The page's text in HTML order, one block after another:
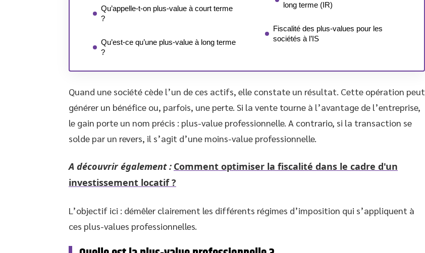
Qu’appelle-t-on plus-value à court terme
?
Qu’est-ce qu’une plus-value à long terme
?
long terme (IR)
Fiscalité des plus-values pour les
sociétés à l’IS
Quand une société cède l’un de ces actifs, elle constate un résultat. Cette opération peut
générer un bénéfice ou, parfois, une perte. Si la vente tourne à l’avantage de l’entreprise,
le gain porte un nom précis : plus-value professionnelle. A contrario, si la transaction se
solde par un revers, il s’agit d’une moins-value professionnelle.
A découvrir également : Comment optimiser la fiscalité dans le cadre d'un
investissement locatif ?
L’objectif ici : démêler clairement les différents régimes d’imposition qui s’appliquent à
ces plus-values professionnelles.